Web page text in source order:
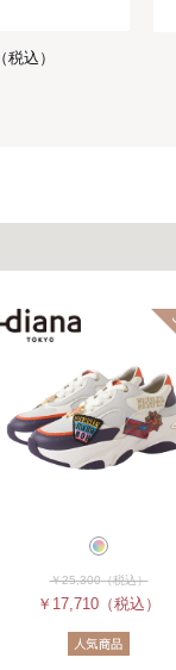
（税込）
￥25,300（税込）
￥17,710 （税込）